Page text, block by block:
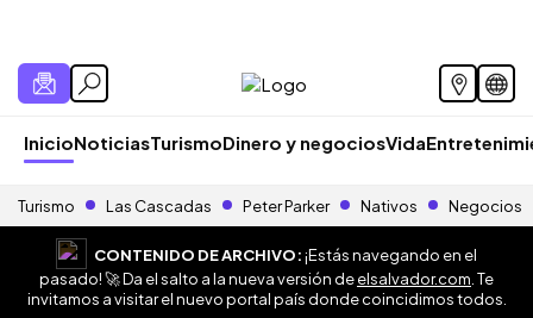
InicioNoticiasTurismoDinero y negociosVida
Turismo Las Cascadas Peter Parker Nativos Negocios
CONTENIDO DE ARCHIVO:¡Estás navegando en el
pasado! 🚀 Da el salto a la nueva versión deelsalvador.com . Te
invitamos a visitar el nuevo portal país donde coincidimos todos.